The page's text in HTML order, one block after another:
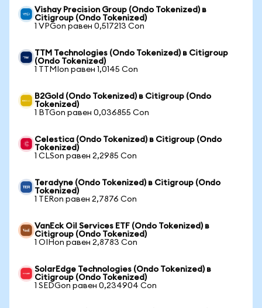
Vishay Precision Group (Ondo Tokenized) в
Citigroup (Ondo Tokenized)
1 VPGon равен 0,517213 Con
TTM Technologies (Ondo Tokenized) в Citigroup
(Ondo Tokenized)
1 TTMIon равен 1,0145 Con
B2Gold (Ondo Tokenized) в Citigroup (Ondo
Tokenized)
1 BTGon равен 0,036855 Con
Celestica (Ondo Tokenized) в Citigroup (Ondo
Tokenized)
1 CLSon равен 2,2985 Con
Teradyne (Ondo Tokenized) в Citigroup (Ondo
Tokenized)
1 TERon равен 2,7876 Con
VanEck Oil Services ETF (Ondo Tokenized) в
Citigroup (Ondo Tokenized)
1 OIHon равен 2,8783 Con
SolarEdge Technologies (Ondo Tokenized) в
Citigroup (Ondo Tokenized)
1 SEDGon равен 0,234904 Con